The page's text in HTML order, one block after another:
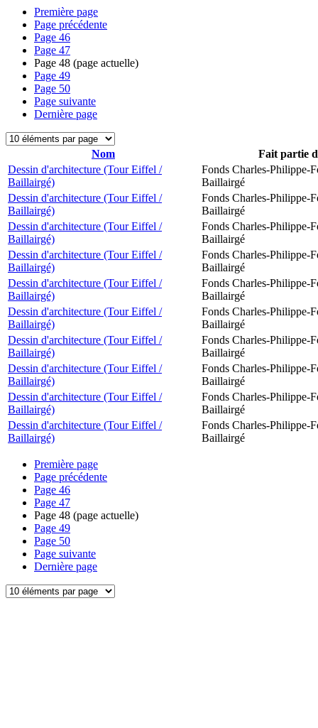
Première page
Page précédente
Page 46
Page 47
Page 48 (page actuelle)
Page 49
Page 50
Page suivante
Dernière page
Nom
Fait partie
Dessin d'architecture (Tour Eiffel /
Baillairgé)
Fonds Charles-Philippe-
Baillairgé
Dessin d'architecture (Tour Eiffel /
Baillairgé)
Fonds Charles-Philippe-
Baillairgé
Dessin d'architecture (Tour Eiffel /
Baillairgé)
Fonds Charles-Philippe-
Baillairgé
Dessin d'architecture (Tour Eiffel /
Baillairgé)
Fonds Charles-Philippe-
Baillairgé
Dessin d'architecture (Tour Eiffel /
Baillairgé)
Fonds Charles-Philippe-
Baillairgé
Dessin d'architecture (Tour Eiffel /
Baillairgé)
Fonds Charles-Philippe-
Baillairgé
Dessin d'architecture (Tour Eiffel /
Baillairgé)
Fonds Charles-Philippe-
Baillairgé
Dessin d'architecture (Tour Eiffel /
Baillairgé)
Fonds Charles-Philippe-
Baillairgé
Dessin d'architecture (Tour Eiffel /
Baillairgé)
Fonds Charles-Philippe-
Baillairgé
Dessin d'architecture (Tour Eiffel /
Baillairgé)
Fonds Charles-Philippe-
Baillairgé
Première page
Page précédente
Page 46
Page 47
Page 48 (page actuelle)
Page 49
Page 50
Page suivante
Dernière page